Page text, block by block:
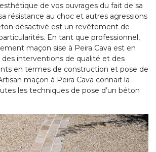
de vos ouvrages du fait de sa
résistance au choc et autres agressions
désactivé est un revêtement de
En tant que professionnel,
maçon sise à Peira Cava est en
interventions de qualité et des
en termes de construction et pose de
maçon à Peira Cava connait la
les techniques de pose d’un béton